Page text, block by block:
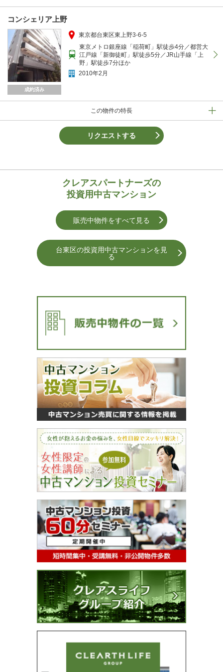
コンシェリア上野
成約済み
この物件の特長
東京都台東区東上野3-6-5
東京メトロ銀座線「稲荷町」駅徒歩4分／都営大
江戸線「新御徒町」駅徒歩5分／JR山手線「上
野」駅徒歩7分ほか
2010年2月
リクエストする
クレアスパートナーズの
投資用中古マンション
販売中物件をすべて見る
台東区の投資用中古マンションを⾒
る